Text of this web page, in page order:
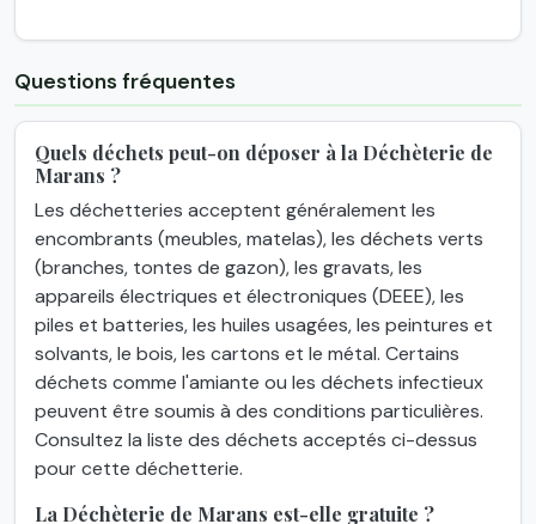
Questions fréquentes
Quels déchets peut-on déposer à la Déchèterie de
Marans ?
Les déchetteries acceptent généralement les
encombrants (meubles, matelas), les déchets verts
(branches, tontes de gazon), les gravats, les
appareils électriques et électroniques (DEEE), les
piles et batteries, les huiles usagées, les peintures et
solvants, le bois, les cartons et le métal. Certains
déchets comme l'amiante ou les déchets infectieux
peuvent être soumis à des conditions particulières.
Consultez la liste des déchets acceptés ci-dessus
pour cette déchetterie.
La Déchèterie de Marans est-elle gratuite ?